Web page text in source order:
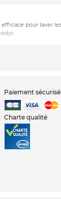
Paiement sécurisé
Charte qualité